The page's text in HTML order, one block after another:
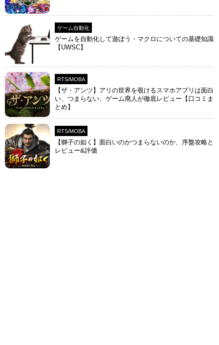
ゲーム自動化
ゲームを自動化して遊ぼう・マクロについての基礎知識
【UWSC】
RTS/MOBA
【ザ・アンツ】アリの世界を覗けるスマホアプリは面白
い、つまらない、ゲーム廃人が徹底レビュー【口コミま
とめ】
RTS/MOBA
【獅子の如く】面白いのかつまらないのか、序盤攻略と
レビュー&評価